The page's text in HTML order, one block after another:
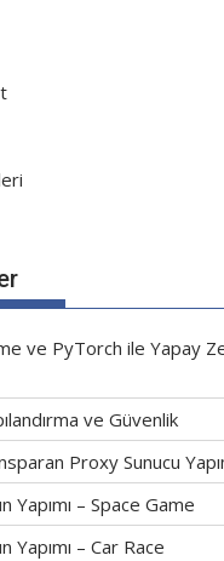
ve PyTorch ile Yapay
ve Güvenlik
Proxy Sunucu
Yapımı – Space Game
Yapımı – Car Race